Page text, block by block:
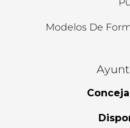
Modelos De